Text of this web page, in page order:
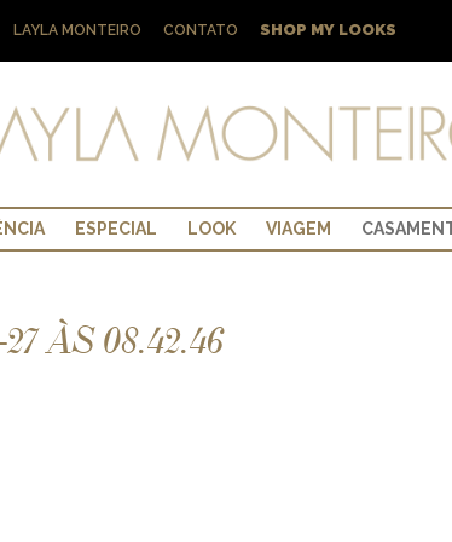
LAYLA MONTEIRO CONTATO SHOP MY LOOKS
ESPECIAL LOOK VIAGEM
ÀS 08.42.46